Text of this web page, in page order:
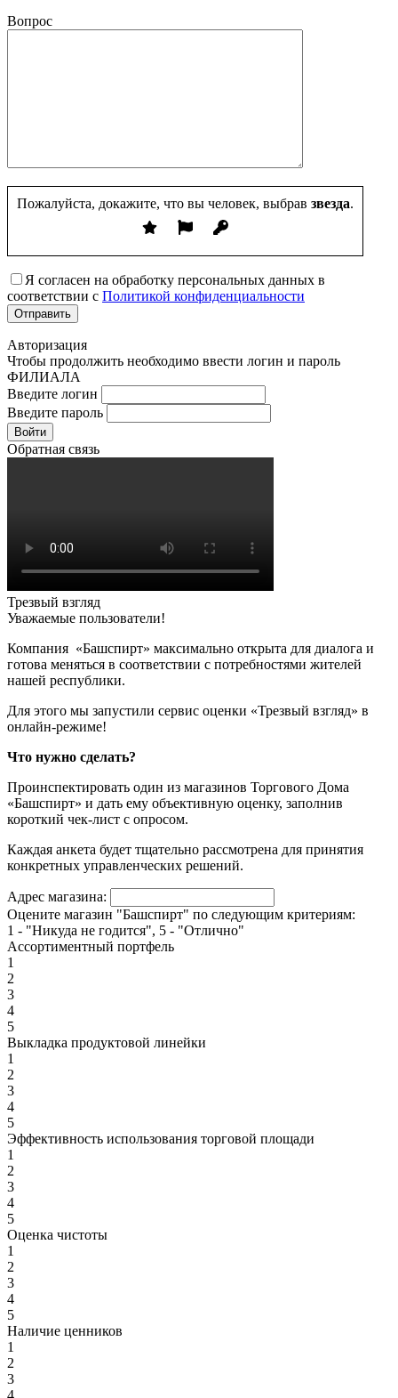
Вопрос
Пожалуйста, докажите, что вы человек, выбрав звезда.
Я согласен на обработку персональных данных в
соответствии с Политикой конфиденциальности
Авторизация
Чтобы продолжить необходимо ввести логин и пароль
ФИЛИАЛА
Введите логин
Введите пароль
Войти
Обратная связь
Трезвый взгляд
Уважаемые пользователи!
Компания «Башспирт» максимально открыта для диалога и
готова меняться в соответствии с потребностями жителей
нашей республики.
Для этого мы запустили сервис оценки «Трезвый взгляд» в
онлайн-режиме!
Что нужно сделать?
Проинспектировать один из магазинов Торгового Дома
«Башспирт» и дать ему объективную оценку, заполнив
короткий чек-лист с опросом.
Каждая анкета будет тщательно рассмотрена для принятия
конкретных управленческих решений.
Адрес магазина:
Оцените магазин "Башспирт" по следующим критериям:
1 - "Никуда не годится", 5 - "Отлично"
Ассортиментный портфель
1
2
3
4
5
Выкладка продуктовой линейки
1
2
3
4
5
Эффективность использования торговой площади
1
2
3
4
5
Оценка чистоты
1
2
3
4
5
Наличие ценников
1
2
3